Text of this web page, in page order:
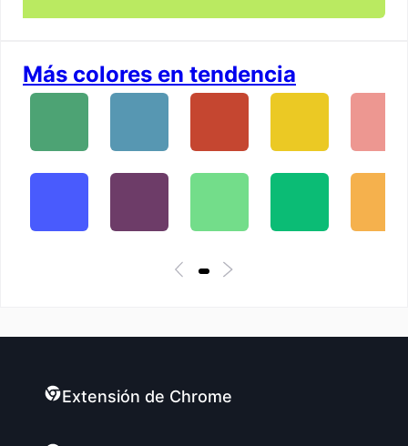
Más colores en tendencia
Extensión de Chrome